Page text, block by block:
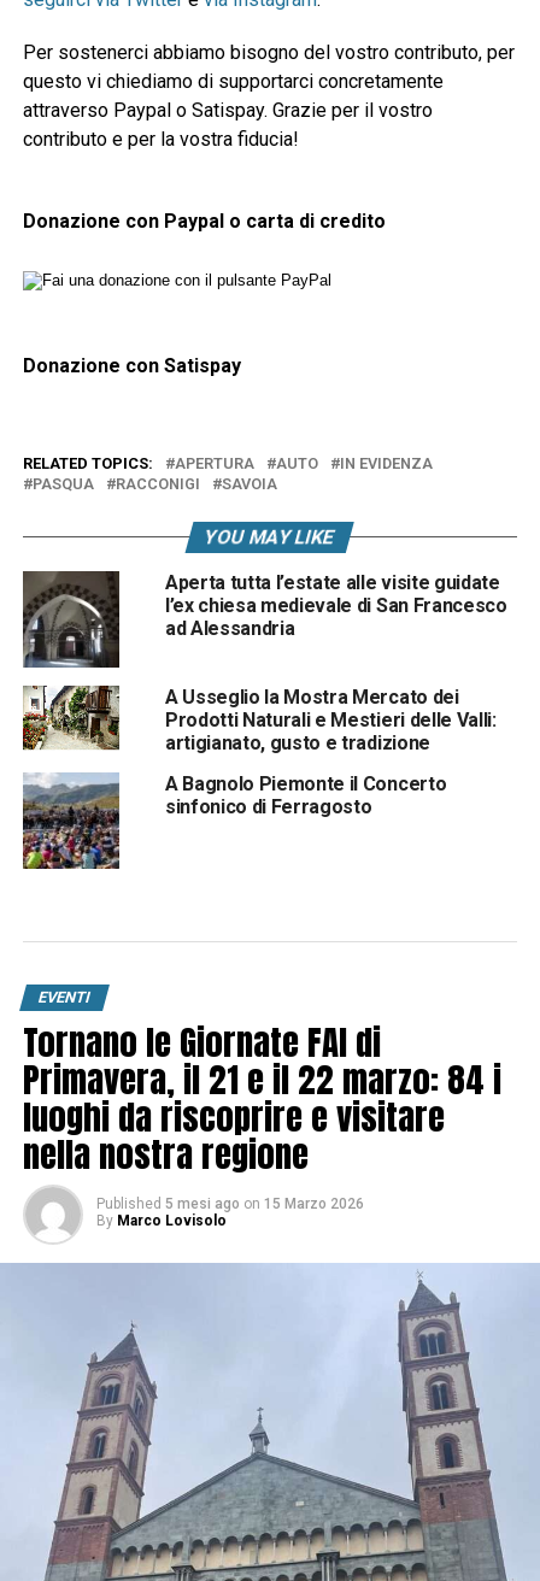
Per sostenerci abbiamo bisogno del vostro contributo, per
questo vi chiediamo di supportarci concretamente
attraverso Paypal o Satispay. Grazie per il vostro
contributo e per la vostra fiducia!
Donazione con Paypal o carta di credito
Donazione con Satispay
RELATED TOPICS: APERTURA AUTO
IN EVIDENZA
PASQUA
RACCONIGI SAVOIA
YOU MAY LIKE
Aperta tutta l’estate alle visite guidate
l’ex chiesa medievale di San Francesco
ad Alessandria
A Usseglio la Mostra Mercato dei
Prodotti Naturali e Mestieri delle Valli:
artigianato, gusto e tradizione
A Bagnolo Piemonte il Concerto
sinfonico di Ferragosto
EVENTI
Tornano le Giornate FAI di
Primavera, il 21 e il 22 marzo: 84 i
luoghi da riscoprire e visitare
nella nostra regione
Published 5 mesi ago on 15 Marzo 2026
By Marco Lovisolo